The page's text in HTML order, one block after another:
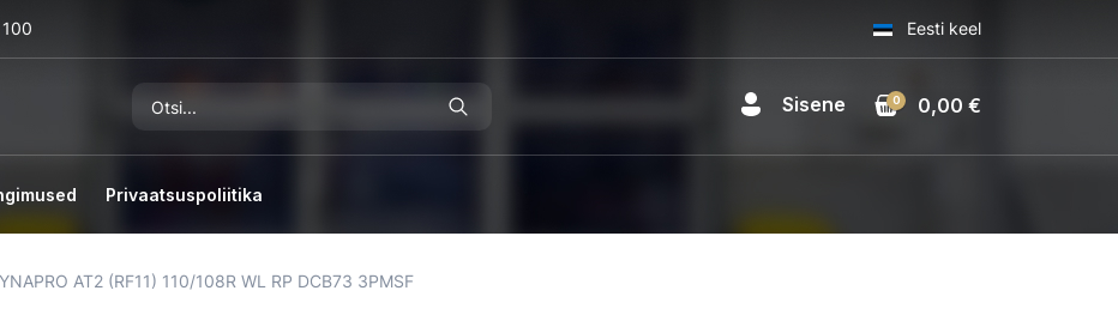
Eesti keel
Sisene 0,00 €
0
Privaatsuspoliitika
AT2 (RF11) 110/108R WL RP DCB73 3PMSF